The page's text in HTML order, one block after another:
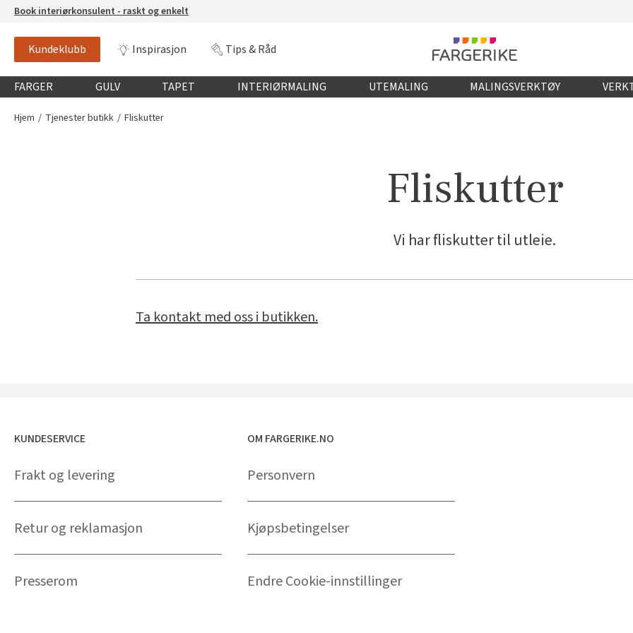
Book interiørkonsulent - raskt og enkelt
Kundeklubb Inspirasjon Tips & Råd
Globalnavigasjon mobil
FARGER GULV TAPET INTERIØRMALING UTEMALING MALINGSVERKTØY
Hjem Tjenester butikk Fliskutter
Fliskutter
Vi har fliskutter til utleie.
Ta kontakt med oss i butikken.
KUNDESERVICE
Frakt og levering
Retur og reklamasjon
Presserom
OM FARGERIKE.NO
Personvern
Kjøpsbetingelser
Endre Cookie-innstillinger